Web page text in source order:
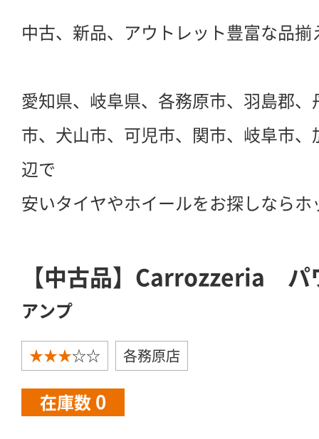
中古、新品、アウトレット豊富な品揃
愛知県、岐阜県、各務原市、羽島郡
市、犬山市、可児市、関市、岐阜市
辺で
安いタイヤやホイールをお探しなら
【中古品】Carrozzeria パ
アンプ
★★★☆☆ 各務原店
在庫数 0